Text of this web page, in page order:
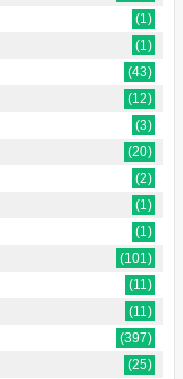
(1)
(1)
(43)
(12)
(3)
(20)
(2)
(1)
(1)
(101)
(11)
(11)
(397)
(25)